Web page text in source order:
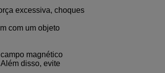
excessiva, choques
com um objeto
magnético
disso, evite